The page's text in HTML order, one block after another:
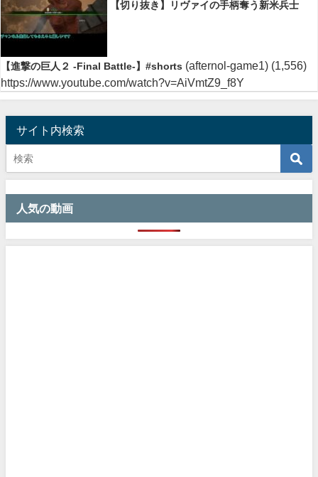
【切り抜き】リヴァイの手柄奪う新米兵士
【進撃の巨人２ -Final Battle-】#shorts (afternol-game1) (1,556)
https://www.youtube.com/watch?v=AiVmtZ9_f8Y
サイト内検索
人気の動画